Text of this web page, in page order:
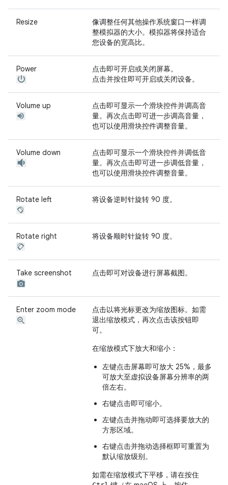
Resize
像调整任何其他操作系统窗口一样调
整模拟器的大小。模拟器将保持适合
您设备的宽高比。
Power
点击即可开启或关闭屏幕。
点击并按住即可开启或关闭设备。
Volume up
点击即可显示一个滑块控件并调高音
量。再次点击即可进一步调高音量，
也可以使用滑块控件调整音量。
Volume down
点击即可显示一个滑块控件并调低音
量。再次点击即可进一步调低音量，
也可以使用滑块控件调整音量。
Rotate left 将设备逆时针旋转 90 度。
Rotate right 将设备顺时针旋转 90 度。
Take screenshot 点击即可对设备进行屏幕截图。
Enter zoom mode
点击以将光标更改为缩放图标。如需
退出缩放模式，再次点击该按钮即
可。
在缩放模式下放大和缩小：
左键点击屏幕即可放大 25%，最多
可放大至虚拟设备屏幕分辨率的两
倍左右。
右键点击即可缩小。
左键点击并拖动即可选择要放大的
方形区域。
右键点击并拖动选择框即可重置为
默认缩放级别。
如需在缩放模式下平移，请在按住